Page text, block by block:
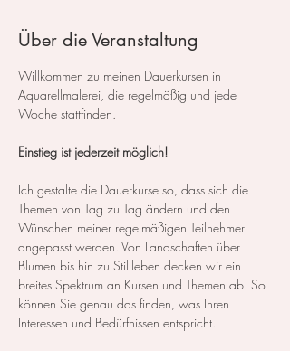
Über die Veranstaltung
Willkommen zu meinen Dauerkursen in
Aquarellmalerei, die regelmäßig und jede
Woche stattfinden.
Einstieg ist jederzeit möglich!
Ich gestalte die Dauerkurse so, dass sich die
Themen von Tag zu Tag ändern und den
Wünschen meiner regelmäßigen Teilnehmer
angepasst werden. Von Landschaften über
Blumen bis hin zu Stillleben decken wir ein
breites Spektrum an Kursen und Themen ab. So
können Sie genau das finden, was Ihren
Interessen und Bedürfnissen entspricht.